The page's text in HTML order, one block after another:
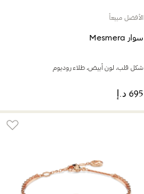
الأفضل مبيعاً
سوار Mesmera
شكل قلب، لون أبيض، طلاء روديوم